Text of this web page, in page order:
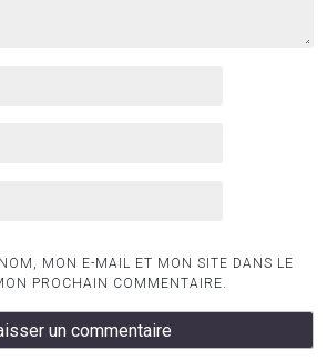
MON E-MAIL ET MON SITE DANS LE
PROCHAIN COMMENTAIRE.